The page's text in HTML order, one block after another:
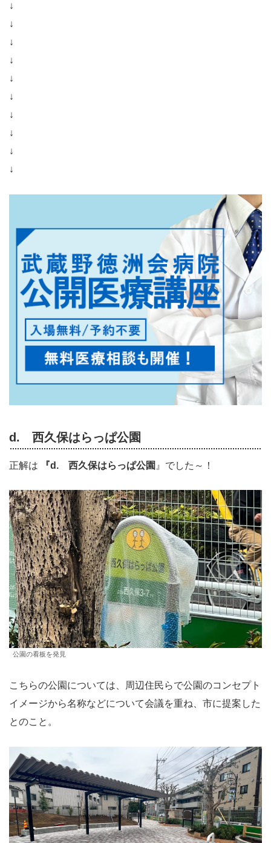
↓
↓
↓
↓
↓
↓
↓
↓
↓
↓
d. 西久保はらっぱ公園
正解は 『d. 西久保はらっぱ公園 』でした～！
公園の看板を発見
こちらの公園については、周辺住民らで公園のコンセプト
イメージから名称などについて会議を重ね、市に提案した
とのこと。